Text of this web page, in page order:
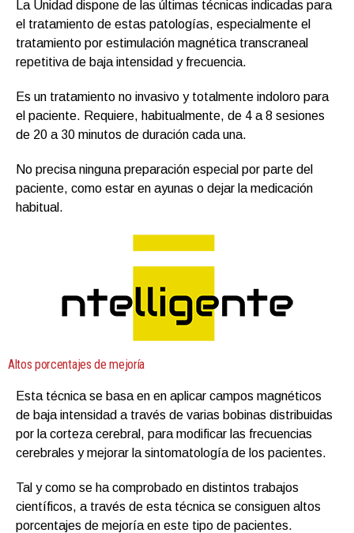
La Unidad dispone de las últimas técnicas indicadas para
el tratamiento de estas patologías, especialmente el
tratamiento por estimulación magnética transcraneal
repetitiva de baja intensidad y frecuencia.
Es un tratamiento no invasivo y totalmente indoloro para
el paciente. Requiere, habitualmente, de 4 a 8 sesiones
de 20 a 30 minutos de duración cada una.
No precisa ninguna preparación especial por parte del
paciente, como estar en ayunas o dejar la medicación
habitual.
Altos porcentajes de mejoría
Esta técnica se basa en en aplicar campos magnéticos
de baja intensidad a través de varias bobinas distribuidas
por la corteza cerebral, para modificar las frecuencias
cerebrales y mejorar la sintomatología de los pacientes.
Tal y como se ha comprobado en distintos trabajos
científicos, a través de esta técnica se consiguen altos
porcentajes de mejoría en este tipo de pacientes.